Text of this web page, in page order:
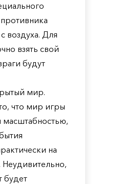
воздуха. Для
взять свой
будут
мир.
что мир игры
масштабностью,
на
будет